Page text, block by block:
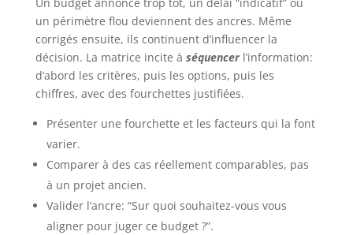
Un budget annoncé trop tôt, un délai “indicatif” ou
un périmètre flou deviennent des ancres. Même
corrigés ensuite, ils continuent d’influencer la
décision. La matrice incite à séquencerl’information:
d’abord les critères, puis les options, puis les
chiffres, avec des fourchettes justifiées.
Présenter une fourchette et les facteurs qui la font
varier.
Comparer à des cas réellement comparables, pas
à un projet ancien.
Valider l’ancre: “Sur quoi souhaitez-vous vous
aligner pour juger ce budget ?”.